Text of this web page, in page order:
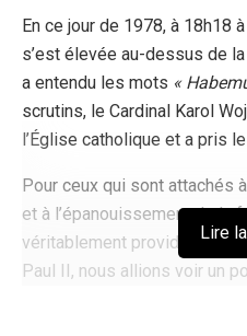
et à la véritable formation
confirme que les dirigeants
intéressés par le
que par la protection de leur
Transgendérisme
En ce jour de 1978, à 18h18
s’est élevée au-dessus de
a entendu les mots «
scrutins, le Cardinal Karol
l’Église catholique et a pris
Pour ceux qui sont attachés
et à l’épanouissement de la
véritablement providentiel.
Paul II, nous allions voir un
Lire